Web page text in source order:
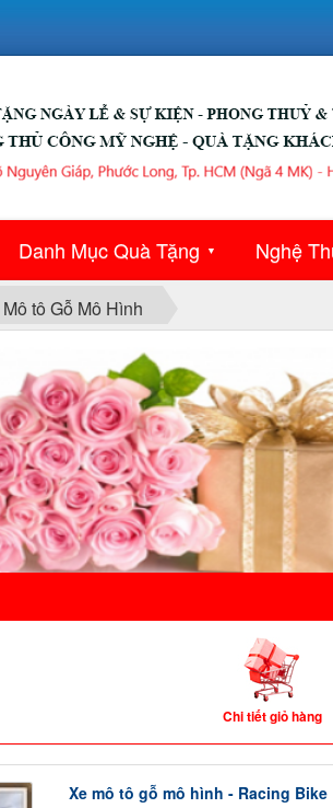
Danh Mục Quà Tặng ▼ Nghệ
Mô tô Gỗ Mô Hình
Chi tiết giỏ hàng
Xe mô tô gỗ mô hình - Racing Bike